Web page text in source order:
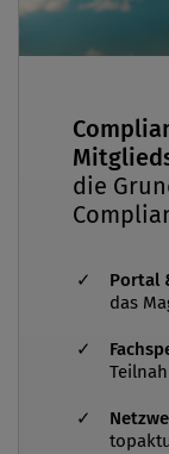
die
Portal
das